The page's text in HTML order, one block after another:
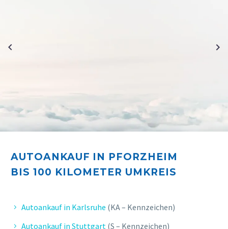
E. FELIX
schnelle und unkomplizierte
Bearbeitung.
AUTOANKAUF IN PFORZHEIM
BIS 100 KILOMETER UMKREIS
Autoankauf in Karlsruhe (KA – Kennzeichen)
Autoankauf in Stuttgart (S – Kennzeichen)